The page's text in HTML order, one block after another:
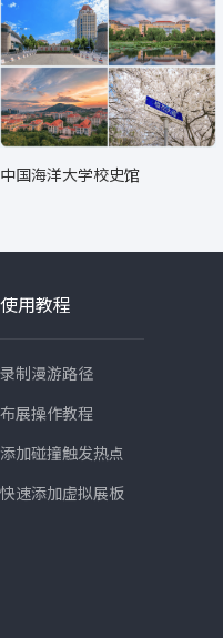
中国海洋大学校史馆
使用教程
录制漫游路径
布展操作教程
添加碰撞触发热点
快速添加虚拟展板